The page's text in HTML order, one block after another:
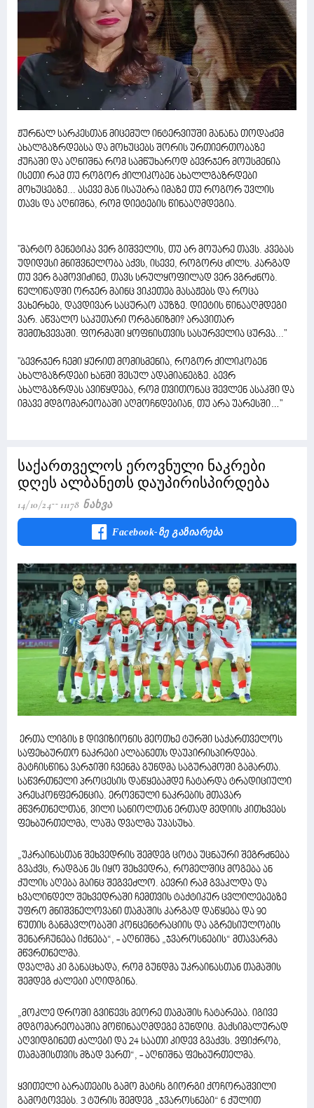
ჟურნალ სარკესთან მიცემულ ინტერვიუში მანანა თოდაძემ
ახალგაზრდებსა და მოხუცებს შორის ურთიერთობაზე
ქუჩაში და აღნიშნა რომ სამწუხაროდ ბევრჯერ მოუსმენია
ისეთი რამ თუ როგორ ქილიკობენ ახალლგაზრდები
მოხუცებზე... ასევე მან ისაუბრა იმაზე თუ როგორ უვლის
თავს და აღნიშნა, რომ დიეტების წინააღმდეგია.
"მარტო გენეტიკა ვერ გიშველის, თუ არ მოუარე თავს. კვებას
უდიდესი მნიშვნელობა აქვს, ისევე, როგორც ძილს. კარგად
თუ ვერ გამოვიძინე, თავს სრულყოფილად ვერ ვგრძნობ.
წელიწადში ორჯერ მაინც ვიკეთებ მასაჟებს და როცა
ვახერხებ, დავდივარ საცურაო აუზზე. დიეტის წინააღმდეგი
ვარ. აწვალო საკუთარი ორგანიზმი? არავითარ
შემთხვევაში. ფორმაში ყოფნისთვის სასურველია ცურვა..."
"ბევრჯერ ჩემი ყურით მომისმენია, როგორ ქილიკობენ
ახალგაზრდები ხანში შესულ ადამიანებზე. ბევრ
ახალგაზრდას ავიწყდება, რომ თვითონაც შევლენ ასაკში და
იმავე მდგომარეობაში აღმოჩნდებიან, თუ არა უარესში…"
საქართველოს ეროვნული ნაკრები
დღეს ალბანეთს დაუპირისპირდება
14/10/24 11178 Ნახვა
Facebook-Ზე Გაზიარება
ერთა ლიგის B დივიზიონის მეოთხე ტურში საქართველოს
საფეხბურთო ნაკრები ალბანეთს დაუპირისპირდება.
მატჩისწინა ვარჯიში ჩვენმა გუნდმა საგურამოში გამართა.
საწვრთნელი პროცესის დაწყებამდე ჩატარდა ტრადიციული
პრესკონფერენცია. ეროვნული ნაკრების მთავარ
მწვრთნელთან, ვილი სანიოლთან ერთად მედიის კითხვებს
ფეხბურთელმა, ლაშა დვალმა უპასუხა.
„უკრაინასთან შეხვედრის შემდეგ ცოტა უცნაური შეგრძნება
გვაქვს, რადგან ეს იყო შეხვედრა, რომელშიც მოგება ან
ქულის აღება მაინც შეგვეძლო. ბევრი რამ გვაკლდა და
ხვალინდელ შეხვედრაში ჩემთვის ტაქტიკურ ცვლილებებზე
უფრო მნიშვნელოვანი თამაშის კარგად დაწყება და 90
წუთის განმავლობაში კონცენტრაციის და აგრესიულობის
შენარჩუნება იქნება“, - აღნიშნა „ჯვაროსნების“ მთავარმა
მწვრთნელმა.
დვალმა კი განაცხადა, რომ გუნდმა უკრაინასთან თამაშის
შემდეგ ძალები აღიდგინა.
„მოკლე დროში გვიწევს მეორე თამაშის ჩატარება. იგივე
მდგომარეობაშია მოწინააღმდეგე გუნდიც. მაქსიმალურად
აღვიდგინეთ ძალები და 24 საათი კიდევ გვაქვს. ვფიქრობ,
თამაშისთვის მზად ვართ“, - აღნიშნა ფეხბურთელმა.
ყვითელი ბარათების გამო მატჩს გიორგი ქოჩორაშვილი
გამოტოვებს. 3 ტურის შემდეგ „ჯვაროსნები“ 6 ქულით